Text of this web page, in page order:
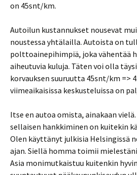
on 45snt/km.
Autoilun kustannukset nousevat
noustessa yhtälailla. Autoista on
polttoainepihimpiä, joka vähentää
aiheutuvia kuluja. Täten voi olla
korvauksen suuruutta 45snt/km =>
viimeaikaisissa keskusteluissa on
Itse en autoa omista, ainakaan
sellaisen hankkiminen on kuitekin
Olen käyttänyt julkisia Helsingissä
ajan. Siellä homma toimii
Asia monimutkaistuu kuitenkin